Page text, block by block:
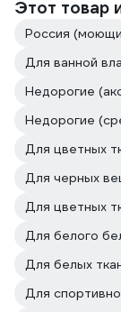
Этот товар
Россия
Для ванной
Недорогие
Для черных
Для цветных
Для белого
Для